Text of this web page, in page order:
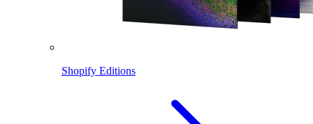
Shopify Editions